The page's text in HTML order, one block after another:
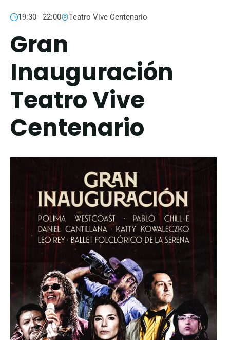
19:30 - 22:00 Teatro Vive Centenario
Gran
Inauguración
Teatro Vive
Centenario